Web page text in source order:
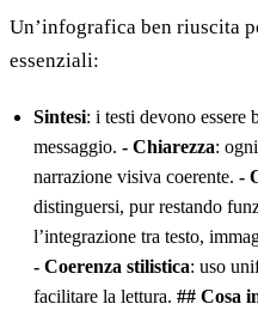
Un’infografica ben riuscita
essenziali:
Sintesi: i testi devono essere
messaggio. - Chiarezza:
narrazione visiva coerente. -
distinguersi, pur restando
l’integrazione tra testo,
- Coerenza stilistica: uso
facilitare la lettura. ## Cosa